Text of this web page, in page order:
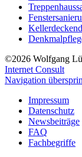
©2026 Wolfgang
Internet Consult
Navigation
Impressum
Datenschutz
Newsbeiträge
FAQ
Fachbegriffe